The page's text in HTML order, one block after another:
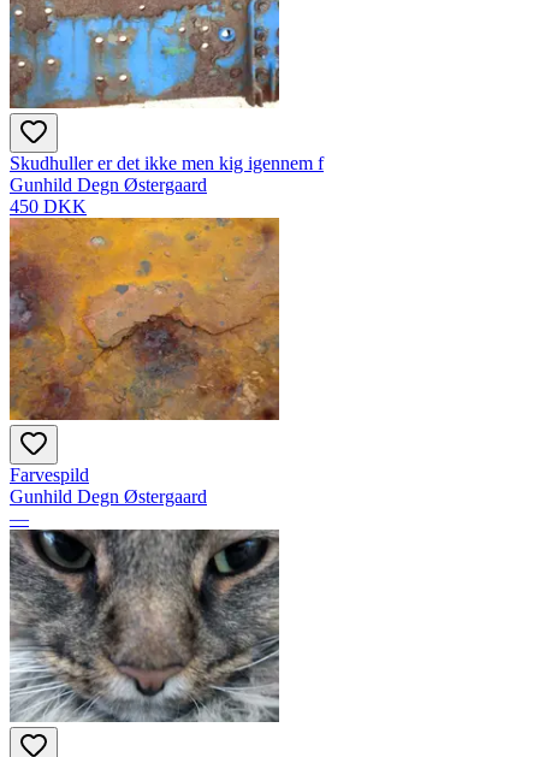
Skudhuller er det ikke men kig igennem f
Gunhild Degn Østergaard
450 DKK
Farvespild
Gunhild Degn Østergaard
—